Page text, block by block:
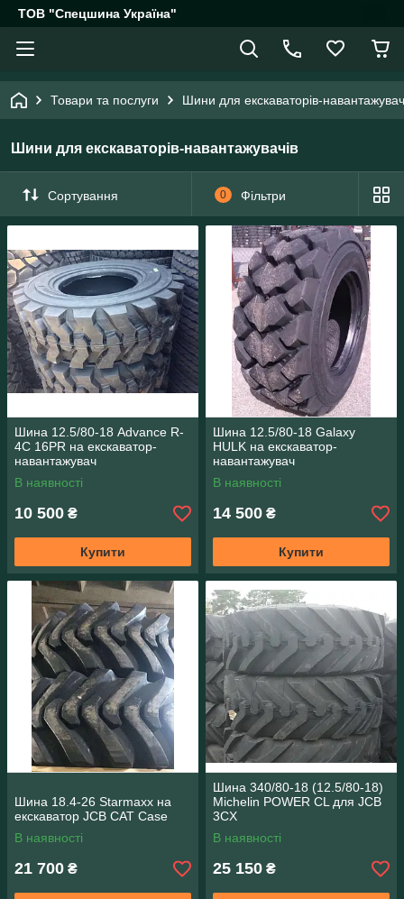
ТОВ "Спецшина Україна"
Товари та послуги Шини для екскаваторів-
Шини для екскаваторів-навантажувачів
Сортування 0 Фільтри
Шина 12.5/80-18 Advance R-
4C 16PR на екскаватор-
навантажувач
В наявності
10 500 ₴
Купити
Шина 12.5/80-18 Galaxy
HULK на екскаватор-
навантажувач
В наявності
14 500 ₴
Купити
Шина 18.4-26 Starmaxx на
екскаватор JCB CAT Case
В наявності
21 700 ₴
Шина 340/80-18 (12.5/80-18)
Michelin POWER CL для JCB
3CX
В наявності
25 150 ₴